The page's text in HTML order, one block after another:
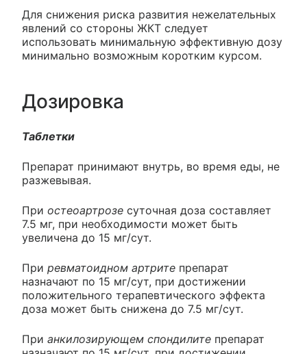
Для снижения риска развития нежелательных
явлений со стороны ЖКТ следует
использовать минимальную эффективную дозу
минимально возможным коротким курсом.
Дозировка
Таблетки
Препарат принимают внутрь, во время еды, не
разжевывая.
При остеоартрозе суточная доза составляет
7.5 мг, при необходимости может быть
увеличена до 15 мг/сут.
При ревматоидном артрите препарат
назначают по 15 мг/сут, при достижении
положительного терапевтического эффекта
доза может быть снижена до 7.5 мг/сут.
При анкилозирующем спондилите препарат